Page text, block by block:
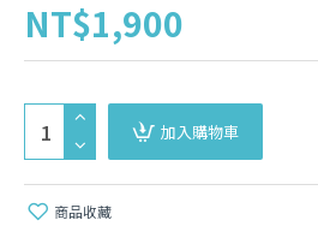
NT$1,900
加入購物車
商品收藏